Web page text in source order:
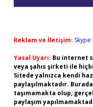
Reklam ve İletişim:
Yasal Uyarı: Bu internet
veya şahıs şirketi ile
Sitede yalnızca kendi
paylaşılmaktadır.
taşımamakta olup,
paylaşım